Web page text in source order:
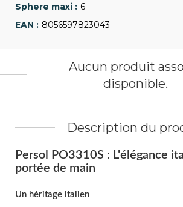
6
8056597823043
Description du
Persol PO3310S : L'élégance
portée de main
Un héritage italien
Aucun produit
disponible.